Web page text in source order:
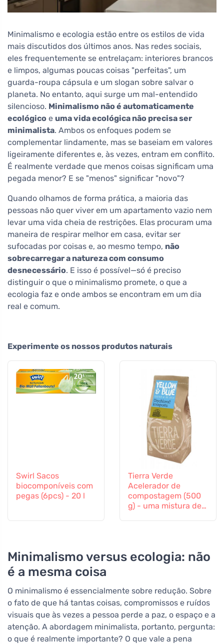
Minimalismo e ecologia estão entre os estilos de vida
mais discutidos dos últimos anos. Nas redes sociais,
eles frequentemente se entrelaçam: interiores brancos
e limpos, algumas poucas coisas "perfeitas", um
guarda-roupa cápsula e um slogan sobre salvar o
planeta. No entanto, aqui surge um mal-entendido
silencioso. Minimalismo não é automaticamente
ecológico e uma vida ecológica não precisa ser
minimalista. Ambos os enfoques podem se
complementar lindamente, mas se baseiam em valores
ligeiramente diferentes e, às vezes, entram em conflito.
É realmente verdade que menos coisas significam uma
pegada menor? E se "menos" significar "novo"?
Quando olhamos de forma prática, a maioria das
pessoas não quer viver em um apartamento vazio nem
levar uma vida cheia de restrições. Elas procuram uma
maneira de respirar melhor em casa, evitar ser
sufocadas por coisas e, ao mesmo tempo, não
sobrecarregar a natureza com consumo
desnecessário. E isso é possível—só é preciso
distinguir o que o minimalismo promete, o que a
ecologia faz e onde ambos se encontram em um dia
real e comum.
Experimente os nossos produtos naturais
Swirl Sacos
biocomponíveis com
pegas (6pcs) - 20 l
Tierra Verde
Acelerador de
compostagem (500
g) - uma mistura de
Minimalismo versus ecologia: não
é a mesma coisa
O minimalismo é essencialmente sobre redução. Sobre
o fato de que há tantas coisas, compromissos e ruídos
visuais que às vezes a pessoa perde a paz, o espaço e a
atenção. A abordagem minimalista, portanto, pergunta:
o que é realmente importante? O que vale a pena